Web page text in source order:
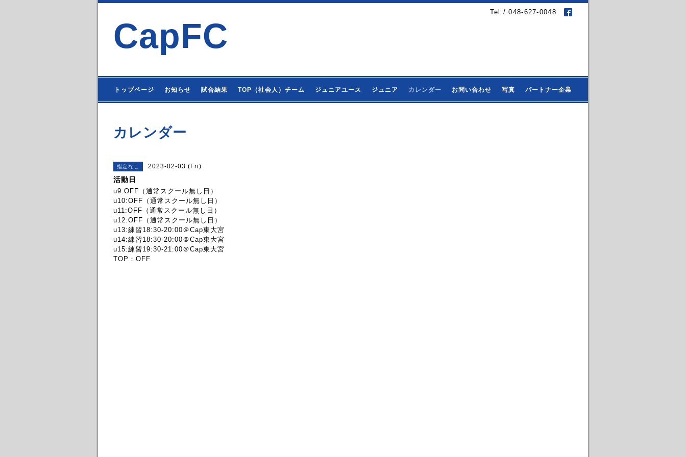
Tel / 048-627-0048
CapFC
トップページ お知らせ 試合結果 TOP（社会人）チーム ジュニアユース ジュニア カレンダー お問い合わせ 写真 パートナー企業
カレンダー
指定なし 2023-02-03 (Fri)
活動日
u9:OFF（通常スクール無し日）
u10:OFF（通常スクール無し日）
u11:OFF（通常スクール無し日）
u12:OFF（通常スクール無し日）
u13:練習18:30-20:00＠Cap東大宮
u14:練習18:30-20:00＠Cap東大宮
u15:練習19:30-21:00＠Cap東大宮
TOP：OFF